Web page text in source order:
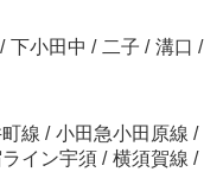
/ 下小田中 / 二子 / 溝口 /
線 / 小田急小田原線 /
イン宇須 / 横須賀線 /